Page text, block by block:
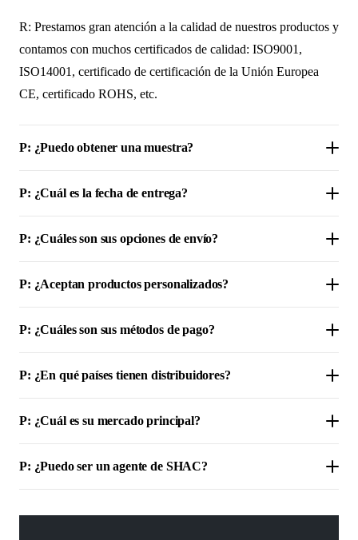
R: Prestamos gran atención a la calidad de nuestros productos y
contamos con muchos certificados de calidad: ISO9001,
ISO14001, certificado de certificación de la Unión Europea
CE, certificado ROHS, etc.
P: ¿Puedo obtener una muestra?
P: ¿Cuál es la fecha de entrega?
P: ¿Cuáles son sus opciones de envío?
P: ¿Aceptan productos personalizados?
P: ¿Cuáles son sus métodos de pago?
P: ¿En qué países tienen distribuidores?
P: ¿Cuál es su mercado principal?
P: ¿Puedo ser un agente de SHAC?